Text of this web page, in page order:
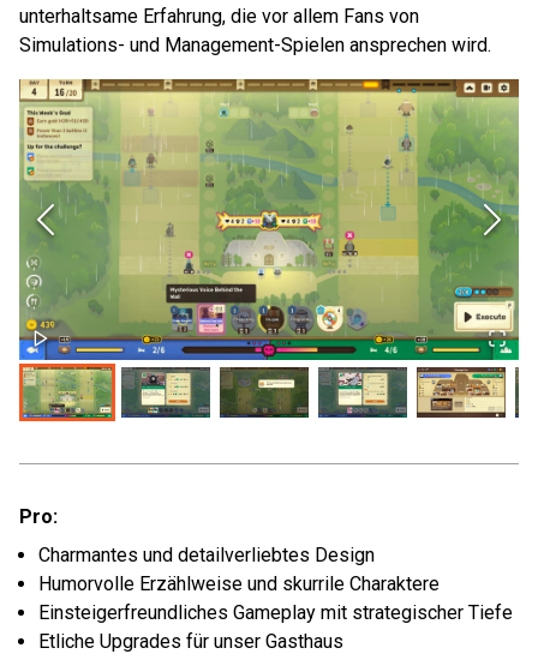
unterhaltsame Erfahrung, die vor allem Fans von
Simulations- und Management-Spielen ansprechen wird.
Pro:
Charmantes und detailverliebtes Design
Humorvolle Erzählweise und skurrile Charaktere
Einsteigerfreundliches Gameplay mit strategischer Tiefe
Etliche Upgrades für unser Gasthaus